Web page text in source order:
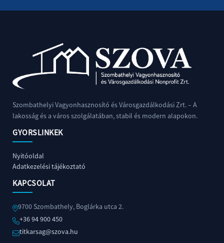
Szombathelyi Vagyonhasznosító és Városgazdálkodási Zrt. – A
lakosság és a város szolgálatában, stabil és modern alapokon.
GYORSLINKEK
Nyitóoldal
Adatkezelési tájékoztató
KAPCSOLAT
9700 Szombathely, Boglárka utca 2.
+36 94 900 450
titkarsag@szova.hu